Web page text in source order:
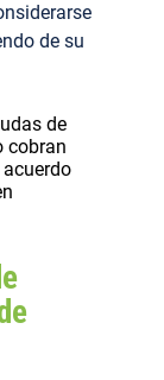
de su
de
cobran